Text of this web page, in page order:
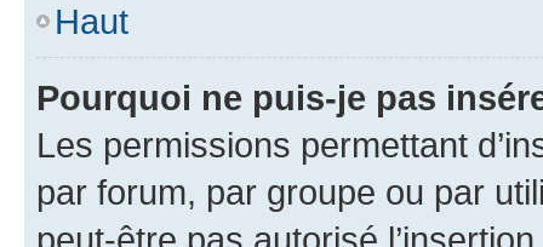
Haut
Pourquoi ne puis-je pas
Les permissions permettant
par forum, par groupe ou par